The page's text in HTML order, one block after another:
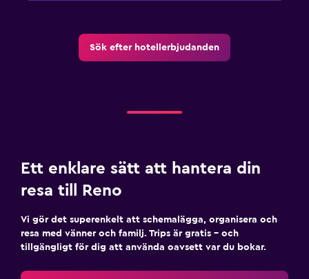
Sök efter hotellerbjudanden
Ett enklare sätt att hantera din
resa till Reno
Vi gör det superenkelt att schemalägga, organisera och
resa med vänner och familj. Trips är gratis – och
tillgängligt för dig att använda oavsett var du bokar.